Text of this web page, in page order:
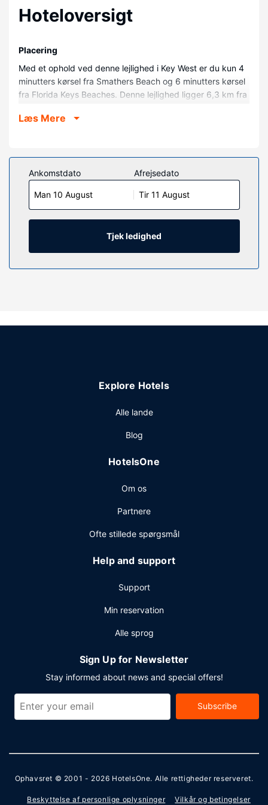
Hoteloversigt
Placering
Med et ophold ved denne lejlighed i Key West er du kun 4
minutters kørsel fra Smathers Beach og 6 minutters kørsel
fra Florida Keys Beaches. Denne lejlighed ligger 6,3 km fra
Værelser
Gør brug af praktiske faciliteter, inklusive gratis trådløs
internetadgang og havegrill.
Andre faciliteter
Læs Mere
Ankomstdato
Man 10 August
Afrejsedato
Tir 11 August
Tjek ledighed
Explore Hotels
Alle lande
Blog
HotelsOne
Om os
Partnere
Ofte stillede spørgsmål
Help and support
Support
Min reservation
Alle sprog
Sign Up for Newsletter
Stay informed about news and special offers!
Subscribe
Ophavsret © 2001 - 2026 HotelsOne. Alle rettigheder reserveret.
Beskyttelse af personlige oplysninger Vilkår og betingelser